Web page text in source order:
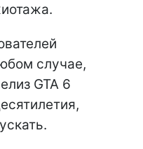
случае,
GTA 6